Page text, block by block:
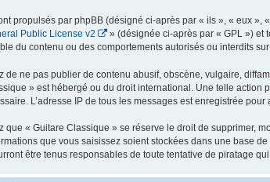
propulsés par phpBB (désigné ci-après par « ils », « eux
Public License v2 » (désignée ci-après par « GPL ») et
du contenu ou des comportements autorisés ou interdits
de ne pas publier de contenu abusif, obscène, vulgaire,
» est hébergé ou du droit international. Une telle action
L’adresse IP de tous les messages est enregistrée
que « Guitare Classique » se réserve le droit de supprimer,
que vous saisissez soient stockées dans une base
être tenus responsables de toute tentative de piratage